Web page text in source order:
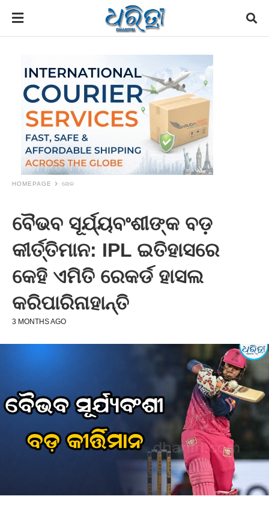
HOMEPAGE ଖେଳ
ବୈଭବ ସୂର୍ଯ୍ୟବଂଶୀଙ୍କ ବଡ଼
କୀର୍ତ୍ତିମାନ: IPL ଇତିହାସରେ
କେହି ଏମିତି ରେକର୍ଡ ହାସଲ
କରିପାରିନାହାନ୍ତି
3 MONTHS AGO